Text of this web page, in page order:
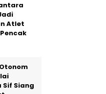
Atlet
Siang